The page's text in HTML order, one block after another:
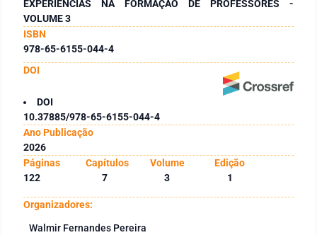
EXPERIÊNCIAS NA FORMAÇÃO DE PROFESSORES -
VOLUME 3
ISBN
978-65-6155-044-4
DOI
DOI
10.37885/978-65-6155-044-4
Ano Publicação
2026
Páginas
Capítulos Volume
Edição
122
7 3 1
Organizadores:
Walmir Fernandes Pereira